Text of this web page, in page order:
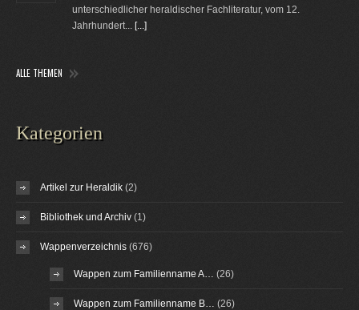
unterschiedlicher heraldischer Fachliteratur, vom 12.
Jahrhundert... [...]
ALLE THEMEN
Kategorien
Artikel zur Heraldik (2)
Bibliothek und Archiv (1)
Wappenverzeichnis (676)
Wappen zum Familienname A… (26)
Wappen zum Familienname B… (26)